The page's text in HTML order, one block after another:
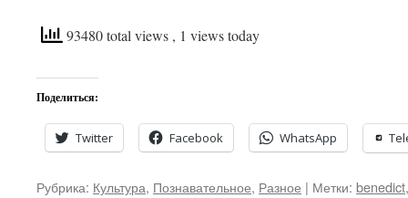
93480 total views , 1 views today
Поделиться:
Twitter Facebook WhatsApp
Рубрика: Культура, Познавательное, Разное | Метки: benedict